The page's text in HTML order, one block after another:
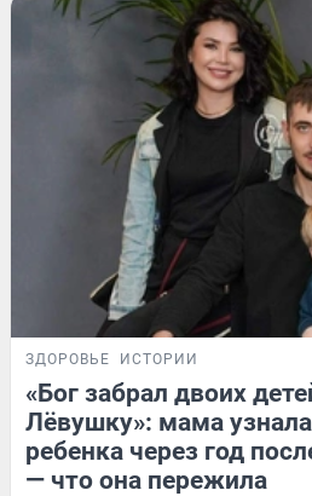
ЗДОРОВЬЕ ИСТОРИИ
«Бог забрал двоих
Лёвушку»: мама
ребенка через год
— что она пережила